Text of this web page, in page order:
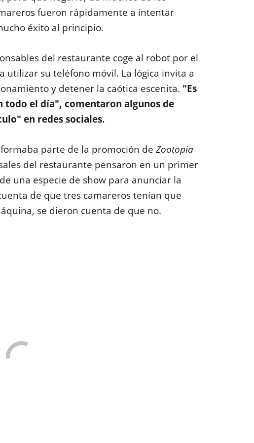
fueron rápidamente a intentar
éxito al principio.
del restaurante coge al robot por el
utilizar su teléfono móvil. La lógica invita a
y detener la caótica escenita. "Es
todo el día", comentaron algunos de
en redes sociales.
parte de la promoción de Zootopia
del restaurante pensaron en un primer
una especie de show para anunciar la
de que tres camareros tenían que
se dieron cuenta de que no.